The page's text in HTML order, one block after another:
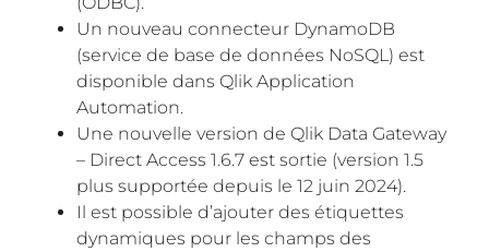
Un nouveau connecteur DynamoDB
(service de base de données NoSQL) est
disponible dans Qlik Application
Automation.
Une nouvelle version de Qlik Data Gateway
– Direct Access 1.6.7 est sortie (version 1.5
plus supportée depuis le 12 juin 2024).
Il est possible d’ajouter des étiquettes
dynamiques pour les champs des